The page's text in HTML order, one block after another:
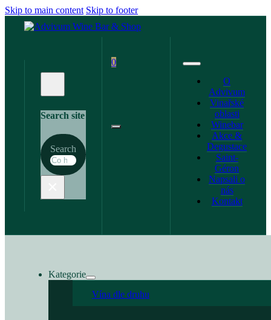
Skip to main content Skip to footer
Search site
Search
0
O
Advivum
Vinařské
oblasti
Winebar
Akce &
Degustace
Saint-
Géron
Napsali o
nás
Kontakt
Kategorie
Vína dle druhu